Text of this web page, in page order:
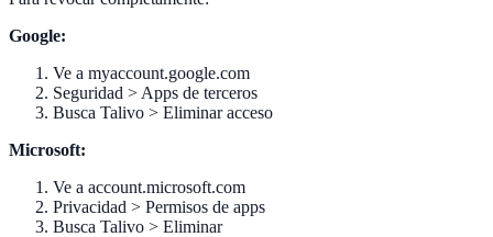
Google:
Ve a myaccount.google.com
Seguridad > Apps de terceros
Busca Talivo > Eliminar acceso
Microsoft:
Ve a account.microsoft.com
Privacidad > Permisos de apps
Busca Talivo > Eliminar